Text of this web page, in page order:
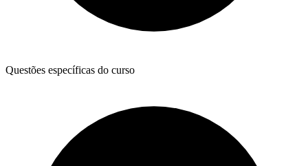
Questões específicas do curso